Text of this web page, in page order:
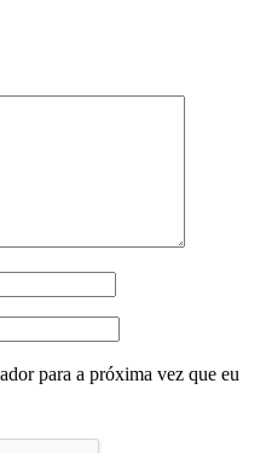
para a próxima vez que eu